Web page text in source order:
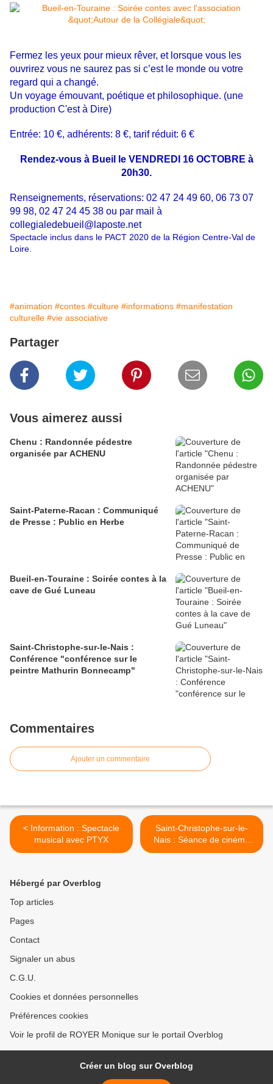
Fermez les yeux pour mieux rêver, et lorsque vous les
ouvrirez vous ne saurez pas si c’est le monde ou votre
regard qui a changé.
Un voyage émouvant, poétique et philosophique. (une
production C'est à Dire)
Entrée: 10 €, adhérents: 8 €, tarif réduit: 6 €
Rendez-vous à Bueil le VENDREDI 16 OCTOBRE à
20h30.
Renseignements, réservations: 02 47 24 49 60, 06 73 07
99 98, 02 47 24 45 38 ou par mail à
collegialedebueil@laposte.net
Spectacle inclus dans le PACT 2020 de la Région Centre-Val de
Loire.
#animation #contes #culture #informations #manifestation
culturelle #vie associative
Partager
Vous aimerez aussi
Chenu : Randonnée pédestre
organisée par ACHENU
Saint-Paterne-Racan : Communiqué
de Presse : Public en Herbe
Bueil-en-Touraine : Soirée contes à la
cave de Gué Luneau
Saint-Christophe-sur-le-Nais :
Conférence "conférence sur le
peintre Mathurin Bonnecamp"
Commentaires
Ajouter un commentaire
< Information : Spectacle
musical avec PTYX
Saint-Christophe-sur-le-
Nais : Séance de cinéma
"Belle fille" >
Hébergé par Overblog
Top articles
Pages
Contact
Signaler un abus
C.G.U.
Cookies et données personnelles
Préférences cookies
Voir le profil de ROYER Monique sur le portail Overblog
Créer un blog sur Overblog